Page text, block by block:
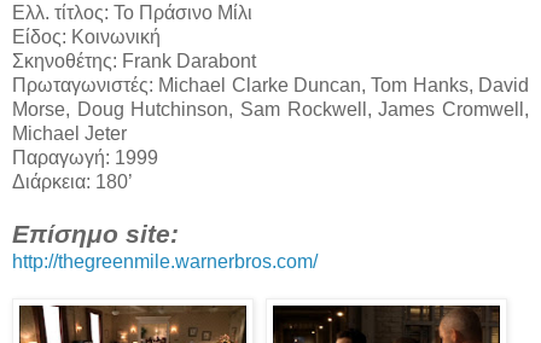
Ελλ. τίτλος: Το Πράσινο Μίλι
Είδος: Κοινωνική
Σκηνοθέτης: Frank Darabont
Πρωταγωνιστές: Michael Clarke Duncan, Tom Hanks, David
Morse, Doug Hutchinson, Sam Rockwell, James Cromwell,
Michael Jeter
Παραγωγή: 1999
Διάρκεια: 180’
Επίσημο site:
http://thegreenmile.warnerbros.com/